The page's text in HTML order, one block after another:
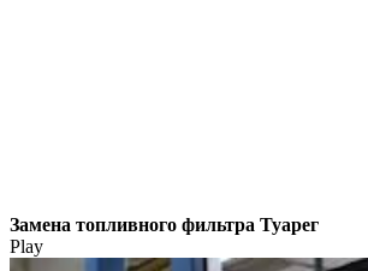
Замена топливного фильтра Туарег
Play